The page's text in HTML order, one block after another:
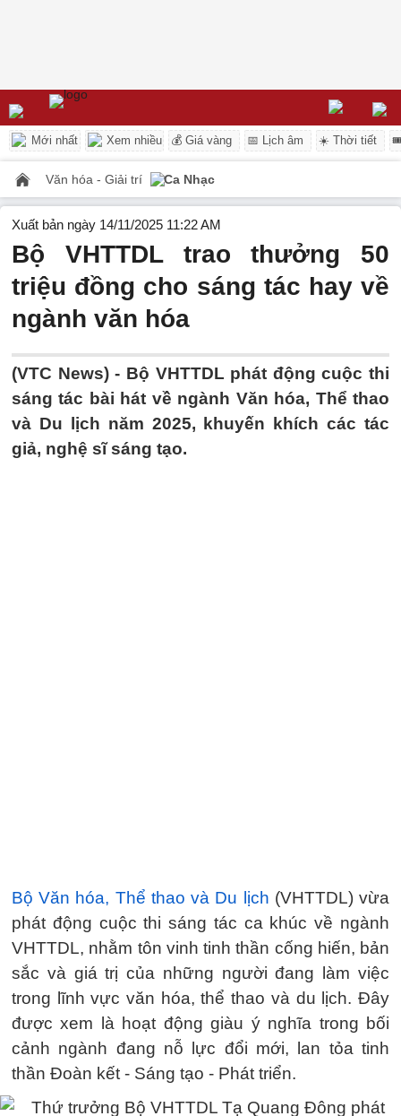
Mới nhất Xem nhiều 💰 Giá vàng 📅 Lịch âm ☀️ Thời tiết
Văn hóa - Giải trí Ca Nhạc
Xuất bản ngày 14/11/2025 11:22 AM
Bộ VHTTDL trao thưởng 50
triệu đồng cho sáng tác hay về
ngành văn hóa
(VTC News) - Bộ VHTTDL phát động cuộc thi
sáng tác bài hát về ngành Văn hóa, Thể thao
và Du lịch năm 2025, khuyến khích các tác
giả, nghệ sĩ sáng tạo.
Bộ Văn hóa, Thể thao và Du lịch (VHTTDL) vừa
phát động cuộc thi sáng tác ca khúc về ngành
VHTTDL, nhằm tôn vinh tinh thần cống hiến, bản
sắc và giá trị của những người đang làm việc
trong lĩnh vực văn hóa, thể thao và du lịch. Đây
được xem là hoạt động giàu ý nghĩa trong bối
cảnh ngành đang nỗ lực đổi mới, lan tỏa tinh
thần Đoàn kết - Sáng tạo - Phát triển.